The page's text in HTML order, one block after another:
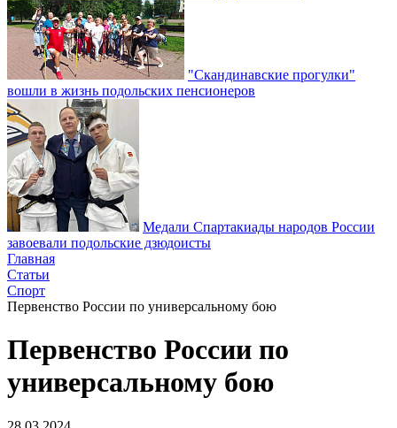
"Скандинавские прогулки"
вошли в жизнь подольских пенсионеров
Медали Спартакиады народов России
завоевали подольские дзюдоисты
Главная
Статьи
Спорт
Первенство России по универсальному бою
Первенство России по
универсальному бою